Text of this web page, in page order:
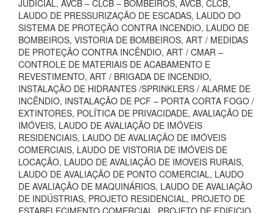
JUDICIAL, AVCB – CLCB – BOMBEIROS, AVCB, CLCB,
LAUDO DE PRESSURIZAÇÃO DE ESCADAS, LAUDO DO
SISTEMA DE PROTEÇÃO CONTRA INCENDIO, LAUDO DE
BOMBEIROS, VISTORIA DE BOMBEIROS, ART / MEDIDAS
DE PROTEÇÃO CONTRA INCÊNDIO, ART / CMAR –
CONTROLE DE MATERIAIS DE ACABAMENTO E
REVESTIMENTO, ART / BRIGADA DE INCENDIO,
INSTALAÇÃO DE HIDRANTES /SPRINKLERS / ALARME DE
INCÊNDIO, INSTALAÇÃO DE PCF – PORTA CORTA FOGO /
EXTINTORES, POLÍTICA DE PRIVACIDADE, AVALIAÇÃO DE
IMÓVEIS, LAUDO DE AVALIAÇÃO DE IMÓVEIS
RESIDENCIAIS, LAUDO DE AVALIAÇÃO DE IMÓVEIS
COMERCIAIS, LAUDO DE VISTORIA DE IMÓVEIS DE
LOCAÇÃO, LAUDO DE AVALIAÇÃO DE IMOVEIS RURAIS,
LAUDO DE AVALIAÇÃO DE PONTO COMERCIAL, LAUDO
DE AVALIAÇÃO DE MAQUINÁRIOS, LAUDO DE AVALIAÇÃO
DE INDÚSTRIAS, PROJETO RESIDENCIAL, PROJETO DE